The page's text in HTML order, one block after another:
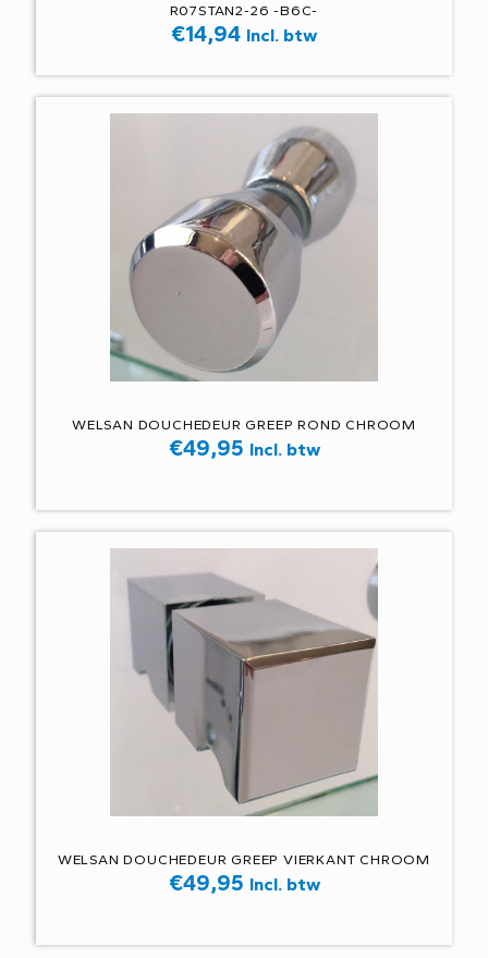
R07STAN2-26 -B6C-
€14,94 Incl. btw
WELSAN DOUCHEDEUR GREEP ROND CHROOM
€49,95 Incl. btw
WELSAN DOUCHEDEUR GREEP VIERKANT CHROOM
€49,95 Incl. btw